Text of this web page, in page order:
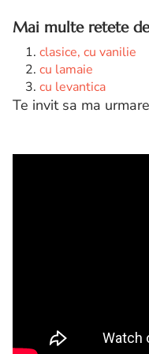
Mai multe retete
clasice, cu vanilie
cu lamaie
cu levantica
Te invit sa ma